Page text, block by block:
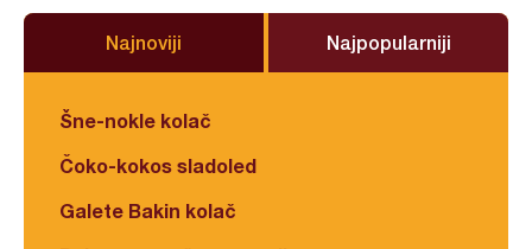
Najnoviji Najpopularniji
Šne-nokle kolač
Čoko-kokos sladoled
Galete Bakin kolač